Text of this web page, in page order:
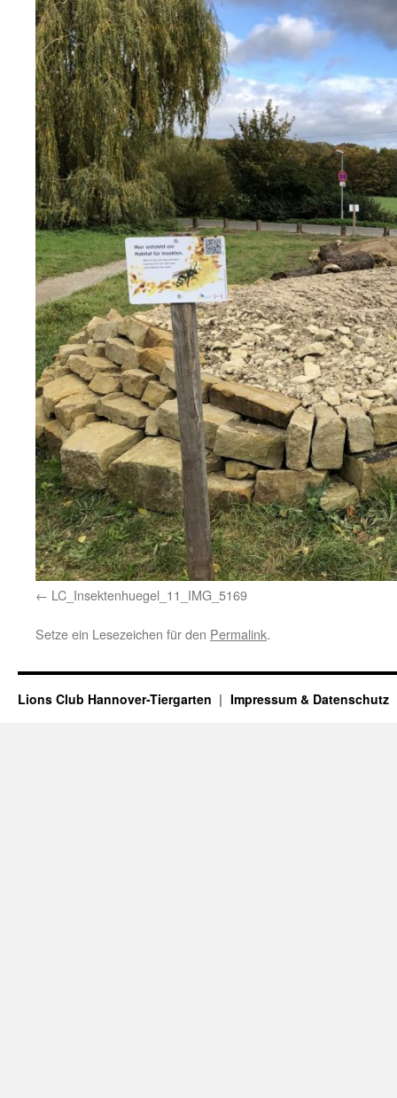
LC_Insektenhuegel_11_IMG_5169
Setze ein Lesezeichen für den Permalink.
Lions Club Hannover-Tiergarten Impressum & Datenschutz